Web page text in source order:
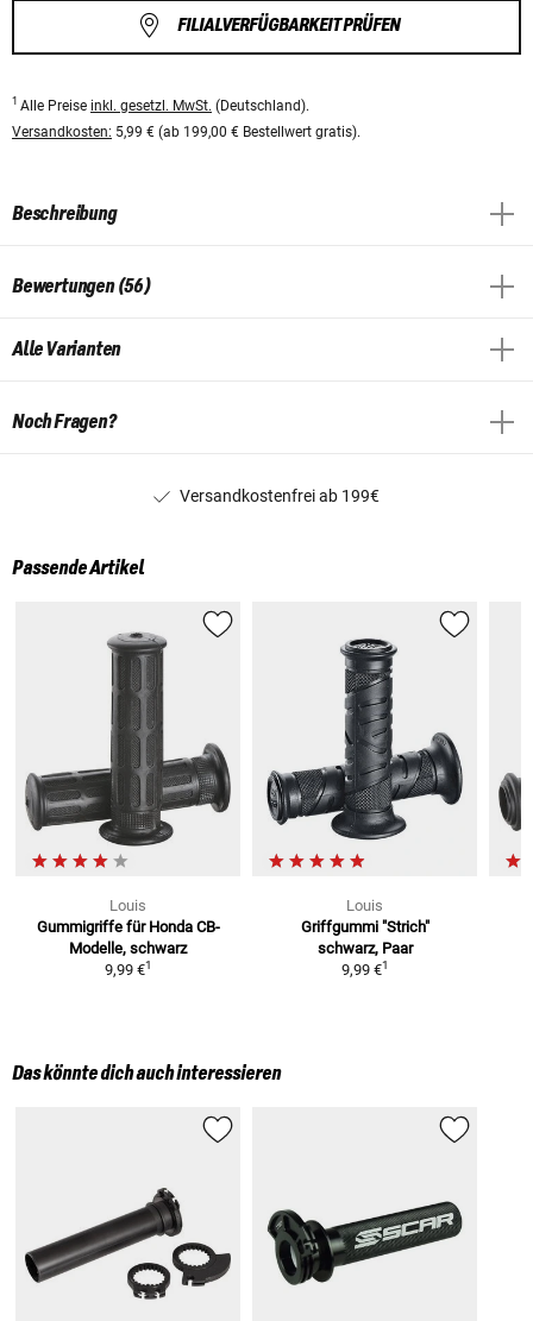
FILIALVERFÜGBARKEIT PRÜFEN
1 Alle Preise inkl. gesetzl. MwSt. (Deutschland).
Versandkosten: 5,99 € (ab 199,00 € Bestellwert gratis).
Beschreibung
Bewertungen (56)
Alle Varianten
Noch Fragen?
Versandkostenfrei ab 199€
Passende Artikel
Louis
Gummigriffe für Honda CB-
Modelle, schwarz
9,99 €1
Louis
Griffgummi "Strich"
schwarz, Paar
9,99 €1
Das könnte dich auch interessieren